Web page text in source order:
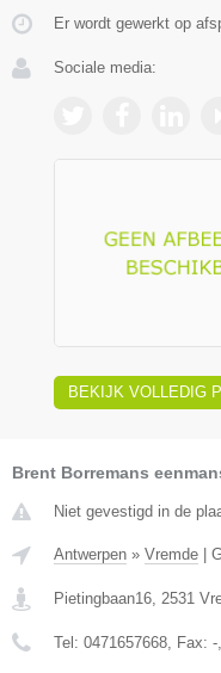
Er wordt gewerkt op
Sociale media:
BEKIJK VOLLEDIG
Brent Borremans
Niet gevestigd in de
Antwerpen » Vremde
Pietingbaan16, 2531
Tel: 0471657668, Fax: -